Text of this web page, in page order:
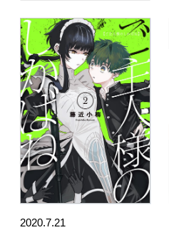
2020.7.21